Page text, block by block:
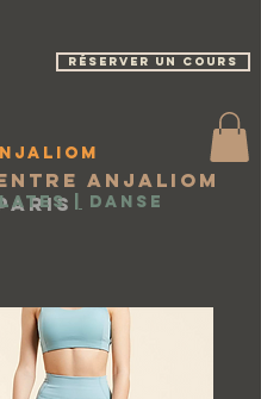
réserver un cours
Danse
Anjaliom